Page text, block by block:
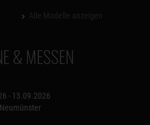
& MESSEN
- 13.09.2026